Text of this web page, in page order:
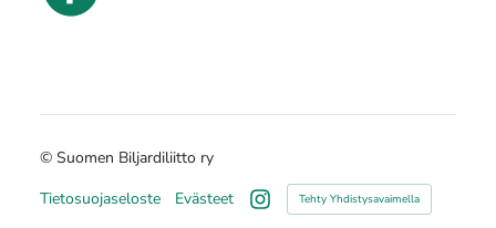
© Suomen Biljardiliitto ry
Tietosuojaseloste
Evästeet
Instagram
Tehty Yhdistysavaimella